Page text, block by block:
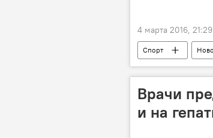
4 марта 2016, 21:29
Спорт
Валентин Иванов
Врачи
и на